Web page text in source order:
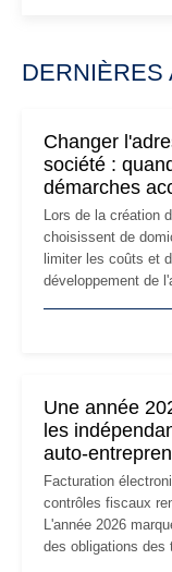
DERNIÈRES
Changer
société :
démarches
Lors de la création
choisissent de
limiter les coûts et
développement de
professionnels,
Une année
les
auto-
Facturation
contrôles fiscaux
L'année 2026
des obligations des